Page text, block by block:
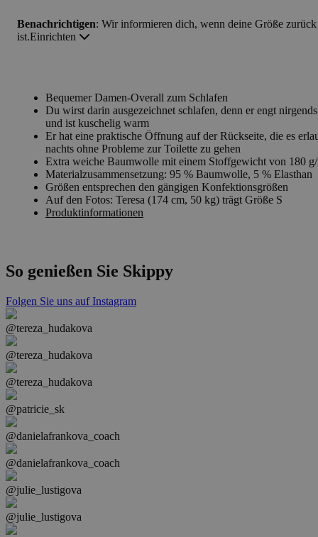
Benachrichtigen: Wir informieren dich, wenn deine Größe zurück
ist.Einrichten
Bequemer Damen-Overall zum Schlafen
Du wirst darin ausgezeichnet schlafen, denn er engt
und ist kuschelig warm
Er hat eine praktische Öffnung auf der Rückseite, die es
nachts ohne Probleme zur Toilette zu gehen
Extra weiche Baumwolle mit einem Stoffgewicht von 180
Materialzusammensetzung: 95 % Baumwolle, 5 % Elasthan
Größen entsprechen den gängigen Konfektionsgrößen
Auf den Fotos: Teresa (174 cm, 50 kg) trägt Größe S
Produktinformationen
So genießen Sie Skippy
Folgen Sie uns auf Instagram
@tereza_hudakova
@tereza_hudakova
@tereza_hudakova
@patricie_sk
@danielafrankova_coach
@danielafrankova_coach
@julie_lustigova
@julie_lustigova